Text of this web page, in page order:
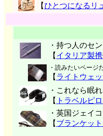
【ひとつになるリ
・持つ人のセ
【 イタリア製
・読みたいページ
【 ライトウェ
・これなら眠れ
【 トラベルピ
・英国ジェイ
【 ブランケッ